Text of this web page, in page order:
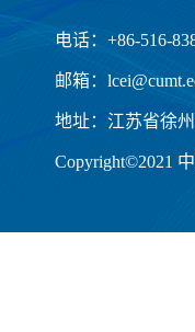
电话：+86-516-
邮箱：
地址：江苏省徐
Copyright©2021